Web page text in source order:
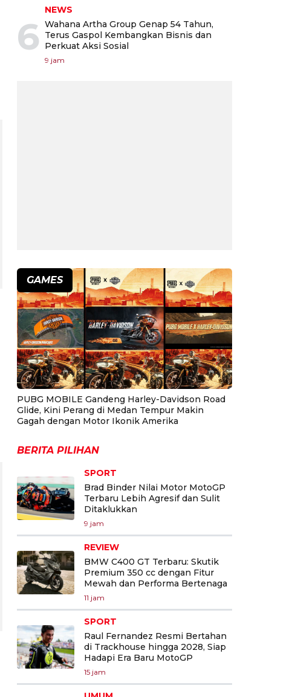
6
NEWS
Wahana Artha Group Genap 54 Tahun,
Terus Gaspol Kembangkan Bisnis dan
Perkuat Aksi Sosial
9 jam
GAMES
PUBG MOBILE Gandeng Harley-Davidson Road
Glide, Kini Perang di Medan Tempur Makin
Gagah dengan Motor Ikonik Amerika
BERITA PILIHAN
SPORT
Brad Binder Nilai Motor MotoGP
Terbaru Lebih Agresif dan Sulit
Ditaklukkan
9 jam
REVIEW
BMW C400 GT Terbaru: Skutik
Premium 350 cc dengan Fitur
Mewah dan Performa Bertenaga
11 jam
SPORT
Raul Fernandez Resmi Bertahan
di Trackhouse hingga 2028, Siap
Hadapi Era Baru MotoGP
15 jam